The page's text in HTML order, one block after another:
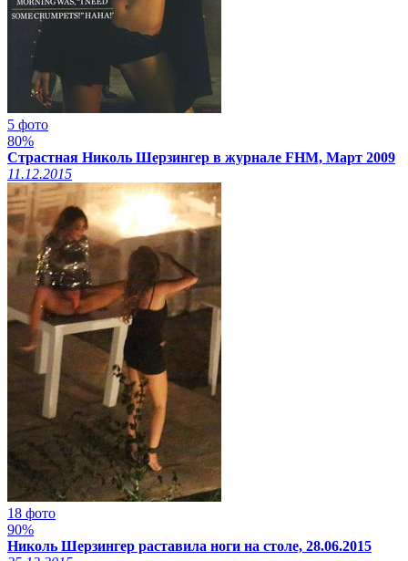
5 фото
80%
Страстная Николь Шерзингер в журнале FHM, Март 2009
11.12.2015
18 фото
90%
Николь Шерзингер раставила ноги на столе, 28.06.2015